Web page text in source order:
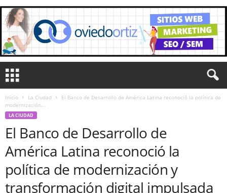
Inicio La Ciudad
El Banco de Desarrollo de América Latina reconoció la política de
modernización...
LA CIUDAD
El Banco de Desarrollo de
América Latina reconoció la
política de modernización y
transformación digital impulsada